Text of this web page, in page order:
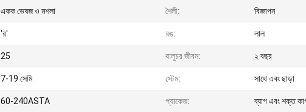
একক ভেষজ ও মশলা শৈলী: বিজ্ঞাপন
'র' রঙ: লাল
25 বালুচর জীবন: ২ বছর
7-19 সেমি স্টেম: সাথে এবং ছাড়া
60-240ASTA প্যাকেজ: ব্যাগ এবং শক্ত